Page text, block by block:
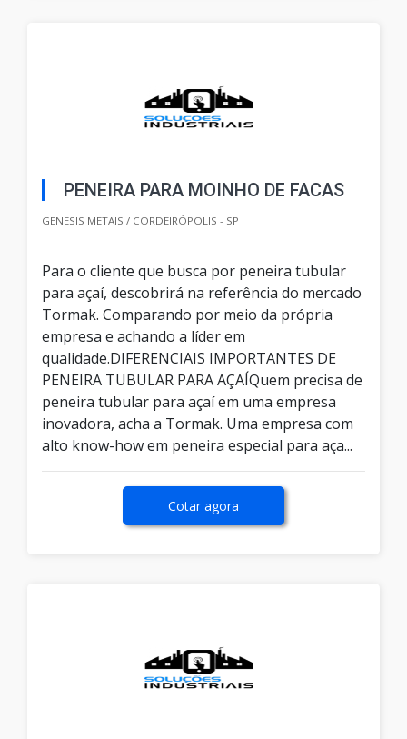
PENEIRA PARA MOINHO DE FACAS
GENESIS METAIS / CORDEIRÓPOLIS - SP
Para o cliente que busca por peneira tubular
para açaí, descobrirá na referência do mercado
Tormak. Comparando por meio da própria
empresa e achando a líder em
qualidade.DIFERENCIAIS IMPORTANTES DE
PENEIRA TUBULAR PARA AÇAÍQuem precisa de
peneira tubular para açaí em uma empresa
inovadora, acha a Tormak. Uma empresa com
alto know-how em peneira especial para aça...
Cotar agora